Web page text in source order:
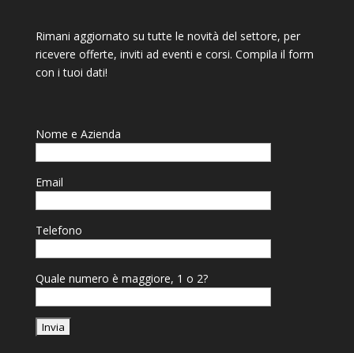
Rimani aggiornato su tutte le novità del settore, per
ricevere offerte, inviti ad eventi e corsi. Compila il form
con i tuoi dati!
Nome e Azienda
Email
Telefono
Quale numero è maggiore, 1 o 2?